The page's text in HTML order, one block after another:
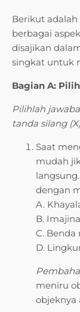
Berikut
berbagai
disajikan
singkat untuk
Bagian A:
Pilihlah
tanda silang
Saat
mudah
dengan
A.
B.
C. Benda
D.
meniru
objeknya